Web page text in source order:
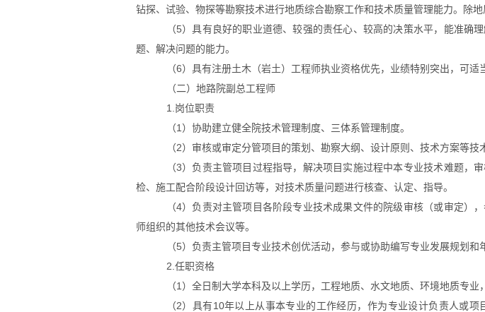
钻探、试验、物探等勘察技术进行地质综合勘察工作和技术质量管理能力。除
（5）具有良好的职业道德、较强的责任心、较高的决策水平，能准确
题、解决问题的能力。
（6）具有注册土木（岩土）工程师执业资格优先，业绩特别突出，可适
（二）地路院副总工程师
1.岗位职责
（1 ）协助建立健全院技术管理制度、三体系管理制度。
（2）审核或审定分管项目的策划、勘察大纲、设计原则、技术方案等技
（3）负责主管项目过程指导，解决项目实施过程中本专业技术难题，
检、施工配合阶段设计回访等，对技术质量问题进行核查、认定、指导。
（4）负责对主管项目各阶段专业技术成果文件的院级审核（或审定）
师组织的其他技术会议等。
（5）负责主管项目专业技术创优活动，参与或协助编写专业发展规划和
2.任职资格
（1 ）全日制大学本科及以上学历，工程地质、水文地质、环境地质专业
（2）具有10年以上从事本专业的工作经历，作为专业设计负责人或